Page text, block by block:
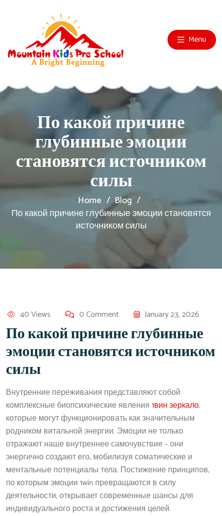
Menu
По какой причине
глубинные эмоции
становятся источником
силы
Home
Blog
По какой причине глубинные эмоции становятся
источником силы
40 Views 0 Comment January 23, 2026
По какой причине глубинные
эмоции становятся источником
силы
Внутренние переживания представляют собой
комплексные биопсихические явления1вин зеркало,
которые могут функционировать как значительным
родником витальной энергии. Эмоции не только
отражают наше внутреннее самочувствие – они
энергично создают его, мобилизуя соматические и
ментальные потенциалы тела. Постижение принципов,
по которым эмоции 1win превращаются в силу
деятельности, открывает современные шансы для
индивидуального роста и достижения целей.